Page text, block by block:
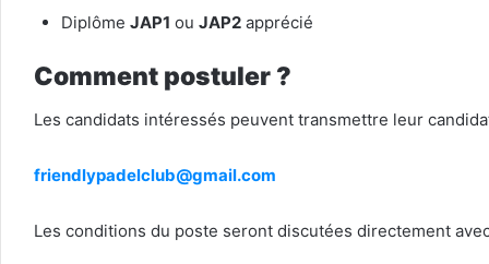
Diplôme JAP1 ou JAP2 apprécié
Comment postuler ?
Les candidats intéressés peuvent transmettre leur
friendlypadelclub@gmail.com
Les conditions du poste seront discutées directement